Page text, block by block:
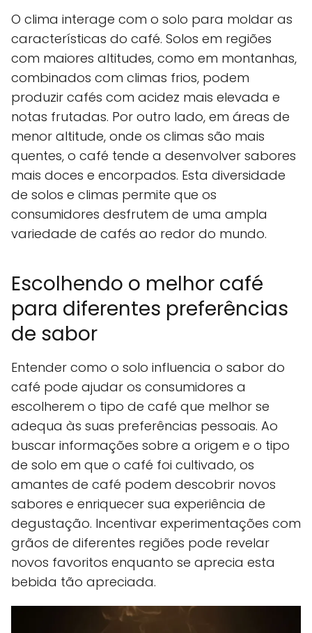
O clima interage com o solo para moldar as
características do café. Solos em regiões
com maiores altitudes, como em montanhas,
combinados com climas frios, podem
produzir cafés com acidez mais elevada e
notas frutadas. Por outro lado, em áreas de
menor altitude, onde os climas são mais
quentes, o café tende a desenvolver sabores
mais doces e encorpados. Esta diversidade
de solos e climas permite que os
consumidores desfrutem de uma ampla
variedade de cafés ao redor do mundo.
Escolhendo o melhor café
para diferentes preferências
de sabor
Entender como o solo influencia o sabor do
café pode ajudar os consumidores a
escolherem o tipo de café que melhor se
adequa às suas preferências pessoais. Ao
buscar informações sobre a origem e o tipo
de solo em que o café foi cultivado, os
amantes de café podem descobrir novos
sabores e enriquecer sua experiência de
degustação. Incentivar experimentações com
grãos de diferentes regiões pode revelar
novos favoritos enquanto se aprecia esta
bebida tão apreciada.